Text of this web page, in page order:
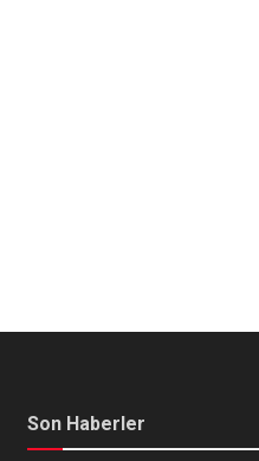
Son Haberler